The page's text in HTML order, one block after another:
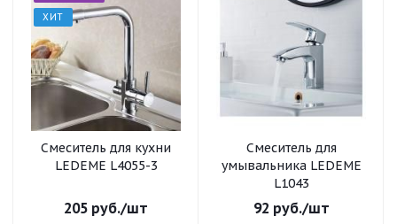
ХИТ
Смеситель для кухни
LEDEME L4055-3
205 руб./шт
Смеситель для
умывальника LEDEME
L1043
92 руб./шт